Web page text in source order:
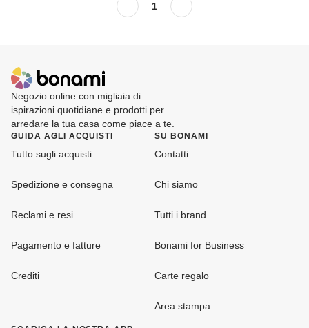
1
Negozio online con migliaia di
ispirazioni quotidiane e prodotti per
arredare la tua casa come piace a te.
GUIDA AGLI ACQUISTI
Tutto sugli acquisti
Spedizione e consegna
Reclami e resi
Pagamento e fatture
Crediti
SU BONAMI
Contatti
Chi siamo
Tutti i brand
Bonami for Business
Carte regalo
Area stampa